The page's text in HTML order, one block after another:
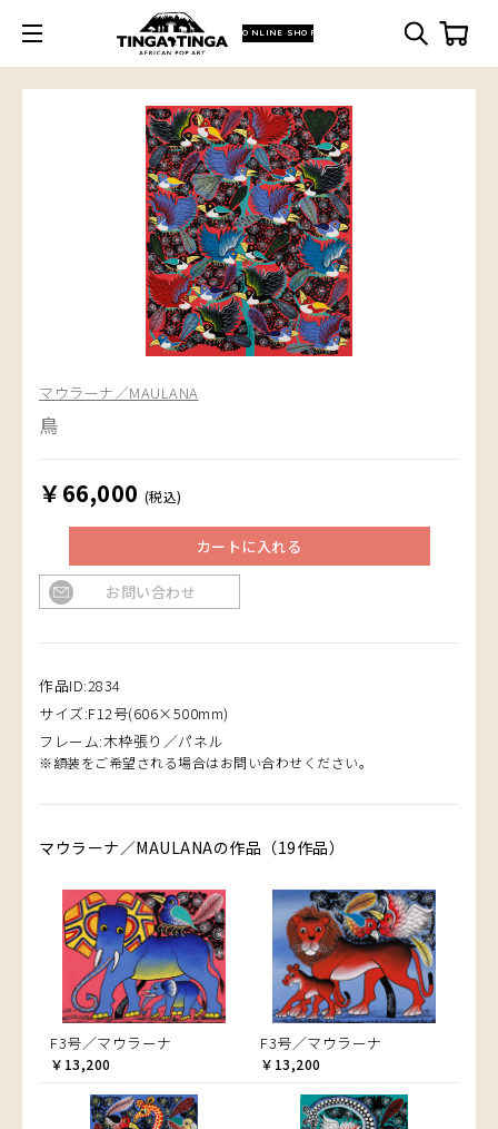
ONLINE SHOP
マウラーナ／MAULANA
鳥
￥66,000 (税込)
カートに入れる
お問い合わせ
作品ID:2834
サイズ:F12号(606×500mm)
フレーム:木枠張り／パネル
※額装をご希望される場合はお問い合わせください。
マウラーナ／MAULANAの作品（19作品）
F3号／マウラーナ
￥13,200
F3号／マウラーナ
￥13,200